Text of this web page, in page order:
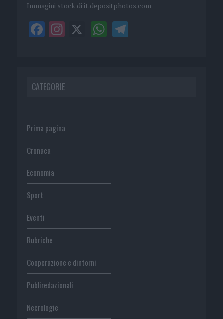
Immagini stock di it.depositphotos.com
CATEGORIE
Prima pagina
Cronaca
Economia
Sport
Eventi
Rubriche
Cooperazione e dintorni
Publiredazionali
Necrologie